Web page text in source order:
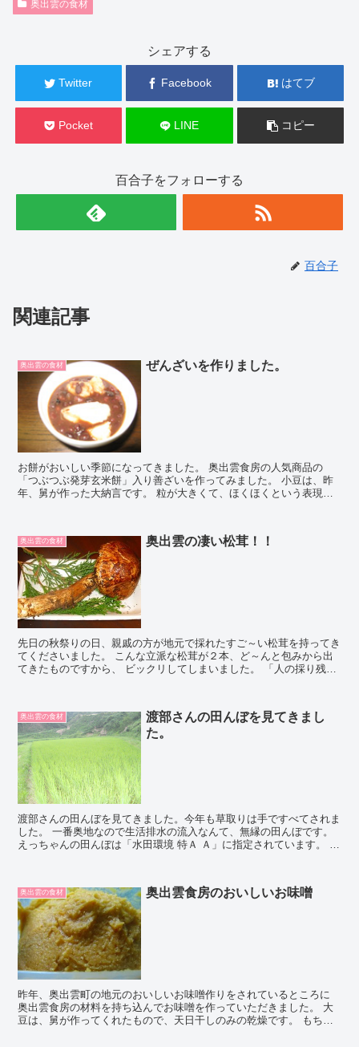
奥出雲の食材
シェアする
Twitter Facebook はてブ
Pocket LINE コピー
百合子をフォローする
百合子
関連記事
奥出雲の食材 ぜんざいを作りました。
お餅がおいしい季節になってきました。 奥出雲食房の人気商品の
「つぶつぶ発芽玄米餅」入り善ざいを作ってみました。 小豆は、昨
年、舅が作った大納言です。 粒が大きくて、ほくほくという表現が
奥出雲の食材 奥出雲の凄い松茸！！
先日の秋祭りの日、親戚の方が地元で採れたすご～い松茸を持ってき
てくださいました。 こんな立派な松茸が２本、ど～んと包みから出
てきたものですから、 ビックリしてしまいました。 「人の採り残し
奥出雲の食材
渡部さんの田んぼを見てきまし
た。
渡部さんの田んぼを見てきました。今年も草取りは手ですべてされま
した。 一番奥地なので生活排水の流入なんて、無縁の田んぼです。
えっちゃんの田んぼは「水田環境 特Ａ Ａ」に指定されています。 水
奥出雲の食材 奥出雲食房のおいしいお味噌
昨年、奥出雲町の地元のおいしいお味噌作りをされているところに
奥出雲食房の材料を持ち込んでお味噌を作っていただきました。 大
豆は、舅が作ってくれたもので、天日干しのみの乾燥です。 もちろ